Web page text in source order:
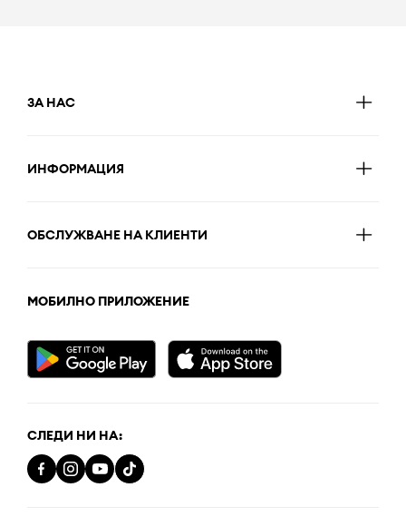
ЗА НАС
ИНФОРМАЦИЯ
ОБСЛУЖВАНЕ НА КЛИЕНТИ
МОБИЛНО ПРИЛОЖЕНИЕ
СЛЕДИ НИ НА: